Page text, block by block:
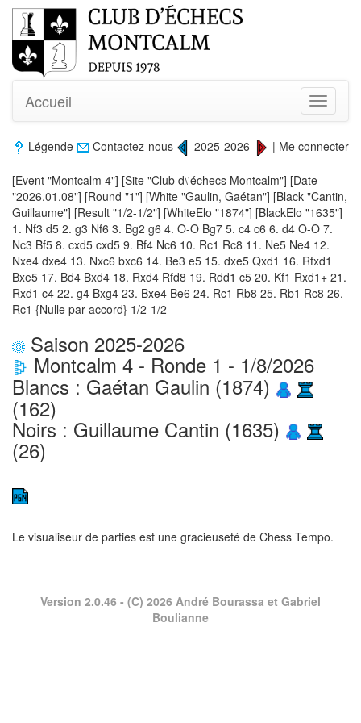
Toggle
Accueil
Légende Contactez-nous 2025-2026 | Me connecter
[Event "Montcalm 4"] [Site "Club d\'échecs Montcalm"] [Date
"2026.01.08"] [Round "1"] [White "Gaulin, Gaétan"] [Black "Cantin,
Guillaume"] [Result "1/2-1/2"] [WhiteElo "1874"] [BlackElo "1635"]
1. Nf3 d5 2. g3 Nf6 3. Bg2 g6 4. O-O Bg7 5. c4 c6 6. d4 O-O 7.
Nc3 Bf5 8. cxd5 cxd5 9. Bf4 Nc6 10. Rc1 Rc8 11. Ne5 Ne4 12.
Nxe4 dxe4 13. Nxc6 bxc6 14. Be3 e5 15. dxe5 Qxd1 16. Rfxd1
Bxe5 17. Bd4 Bxd4 18. Rxd4 Rfd8 19. Rdd1 c5 20. Kf1 Rxd1+ 21.
Rxd1 c4 22. g4 Bxg4 23. Bxe4 Be6 24. Rc1 Rb8 25. Rb1 Rc8 26.
Rc1 {Nulle par accord} 1/2-1/2
Saison 2025-2026
Montcalm 4 - Ronde 1 - 1/8/2026
Blancs : Gaétan Gaulin (1874)
(162)
Noirs : Guillaume Cantin (1635)
(26)
Le visualiseur de parties est une gracieuseté de Chess Tempo.
Version 2.0.46 - (C) 2026 André Bourassa et Gabriel
Boulianne